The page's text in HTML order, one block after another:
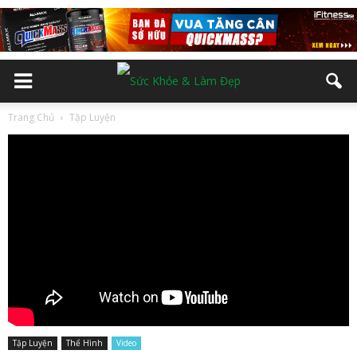
Trang Chủ Tập Luyện
Tập Luyện Thể Hình Video